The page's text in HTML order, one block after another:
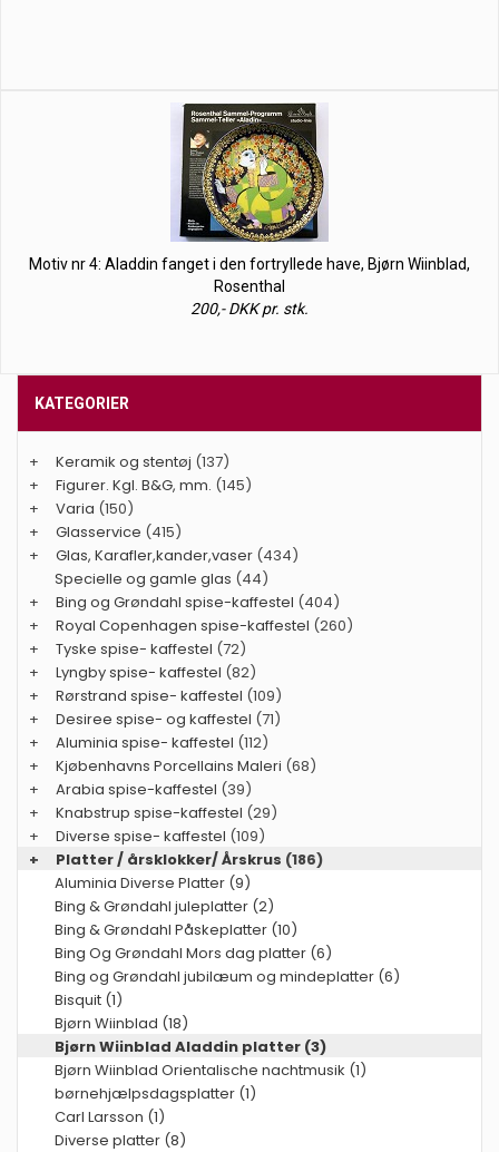
Motiv nr 4: Aladdin fanget i den fortryllede have, Bjørn Wiinblad,
Rosenthal
200,- DKK pr. stk.
KATEGORIER
+ Keramik og stentøj (137)
+
Figurer. Kgl. B&G, mm. (145)
+
Varia (150)
+
Glasservice (415)
+
Glas, Karafler,kander,vaser (434)
Specielle og gamle glas (44)
+
Bing og Grøndahl spise-kaffestel (404)
+
Royal Copenhagen spise-kaffestel (260)
+
Tyske spise- kaffestel (72)
+
Lyngby spise- kaffestel (82)
+
Rørstrand spise- kaffestel (109)
+
Desiree spise- og kaffestel (71)
+
Aluminia spise- kaffestel (112)
+
Kjøbenhavns Porcellains Maleri (68)
+
Arabia spise-kaffestel (39)
+
Knabstrup spise-kaffestel (29)
+
Diverse spise- kaffestel (109)
+
Platter / årsklokker/ Årskrus (186)
Aluminia Diverse Platter (9)
Bing & Grøndahl juleplatter (2)
Bing & Grøndahl Påskeplatter (10)
Bing Og Grøndahl Mors dag platter (6)
Bing og Grøndahl jubilæum og mindeplatter (6)
Bisquit (1)
Bjørn Wiinblad (18)
Bjørn Wiinblad Aladdin platter (3)
Bjørn Wiinblad Orientalische nachtmusik (1)
børnehjælpsdagsplatter (1)
Carl Larsson (1)
Diverse platter (8)